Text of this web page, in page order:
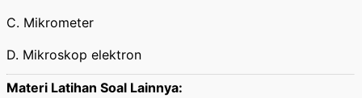
C. Mikrometer
D. Mikroskop elektron
Materi Latihan Soal Lainnya: